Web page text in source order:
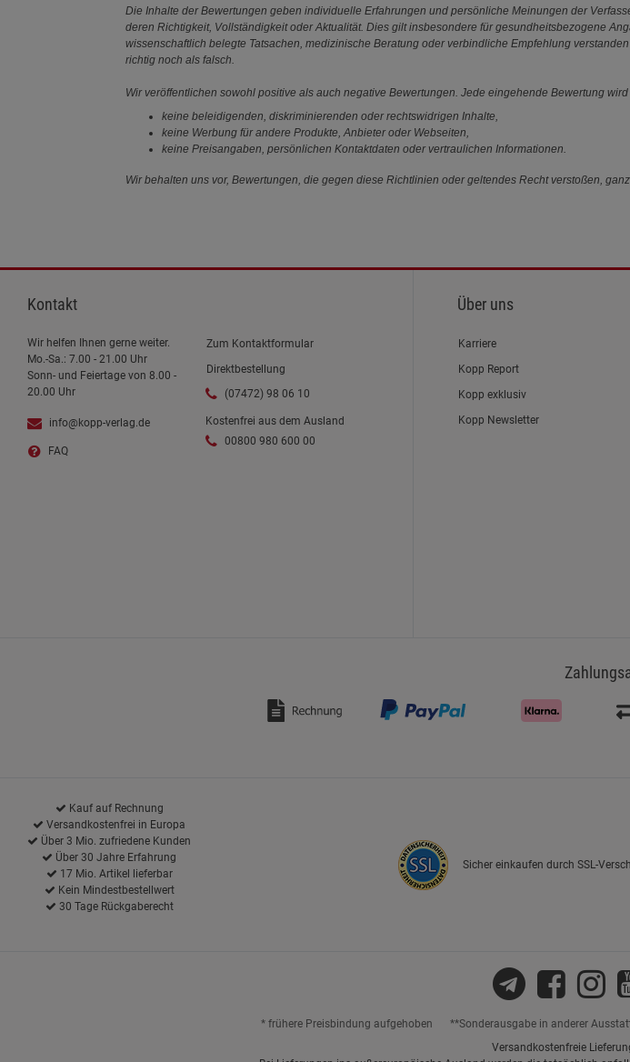
Die Inhalte der Bewertungen geben individuelle Erfahrungen und persönliche Meinungen der
deren Richtigkeit, Vollständigkeit oder Aktualität. Dies gilt insbesondere für gesundheitsbezogene
wissenschaftlich belegte Tatsachen, medizinische Beratung oder verbindliche Empfehlung
richtig noch als falsch.
Wir veröffentlichen sowohl positive als auch negative Bewertungen. Jede eingehende Bewertung
keine beleidigenden, diskriminierenden oder rechtswidrigen Inhalte,
keine Werbung für andere Produkte, Anbieter oder Webseiten,
keine Preisangaben, persönlichen Kontaktdaten oder vertraulichen Informationen.
Wir behalten uns vor, Bewertungen, die gegen diese Richtlinien oder geltendes Recht verstoßen,
Kontakt
Wir helfen Ihnen gerne weiter.
Mo.-Sa.: 7.00 - 21.00 Uhr
Sonn- und Feiertage von 8.00 -
20.00 Uhr
info@kopp-verlag.de
FAQ
Zum Kontaktformular
Direktbestellung
(07472) 98 06 10
Kostenfrei aus dem Ausland
00800 980 600 00
Über uns
Karriere
Kopp Report
Kopp exklusiv
Kopp Newsletter
Kauf auf Rechnung
Versandkostenfrei in Europa
Über 3 Mio. zufriedene Kunden
Über 30 Jahre Erfahrung
17 Mio. Artikel lieferbar
Kein Mindestbestellwert
30 Tage Rückgaberecht
Sicher einkaufen durch SSL-
* frühere Preisbindung aufgehoben **Sonderausgabe in anderer
Versandkostenfreie